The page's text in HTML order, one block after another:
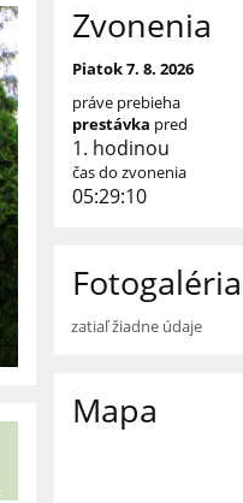
Zvonenia
Piatok 7. 8. 2026
práve prebieha
prestávka pred
1. hodinou
čas do zvonenia
05:29:09
Fotogaléria
zatiaľ žiadne údaje
Mapa